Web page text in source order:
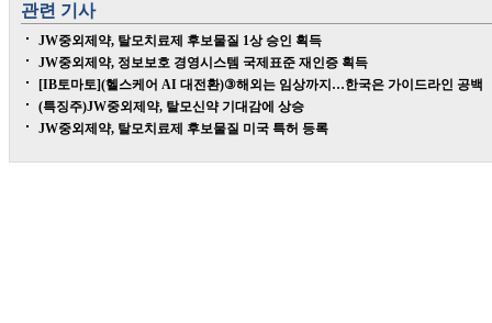
관련 기사
JW중외제약, 탈모치료제 후보물질 1상 승인 획득
JW중외제약, 정보보호 경영시스템 국제표준 재인증 획득
[IB토마토](헬스케어 AI 대전환)③해외는 임상까지…한국은 가이드라인 공백
(특징주)JW중외제약, 탈모신약 기대감에 상승
JW중외제약, 탈모치료제 후보물질 미국 특허 등록